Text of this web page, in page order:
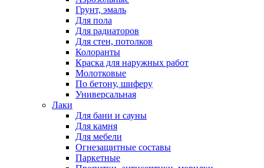
Грунт, эмаль
Для пола
Для радиаторов
Для стен, потолков
Колоранты
Краска для наружных работ
Молотковые
По бетону, шиферу
Универсальная
Лаки
Для бани и сауны
Для камня
Для мебели
Огнезащитные составы
Паркетные